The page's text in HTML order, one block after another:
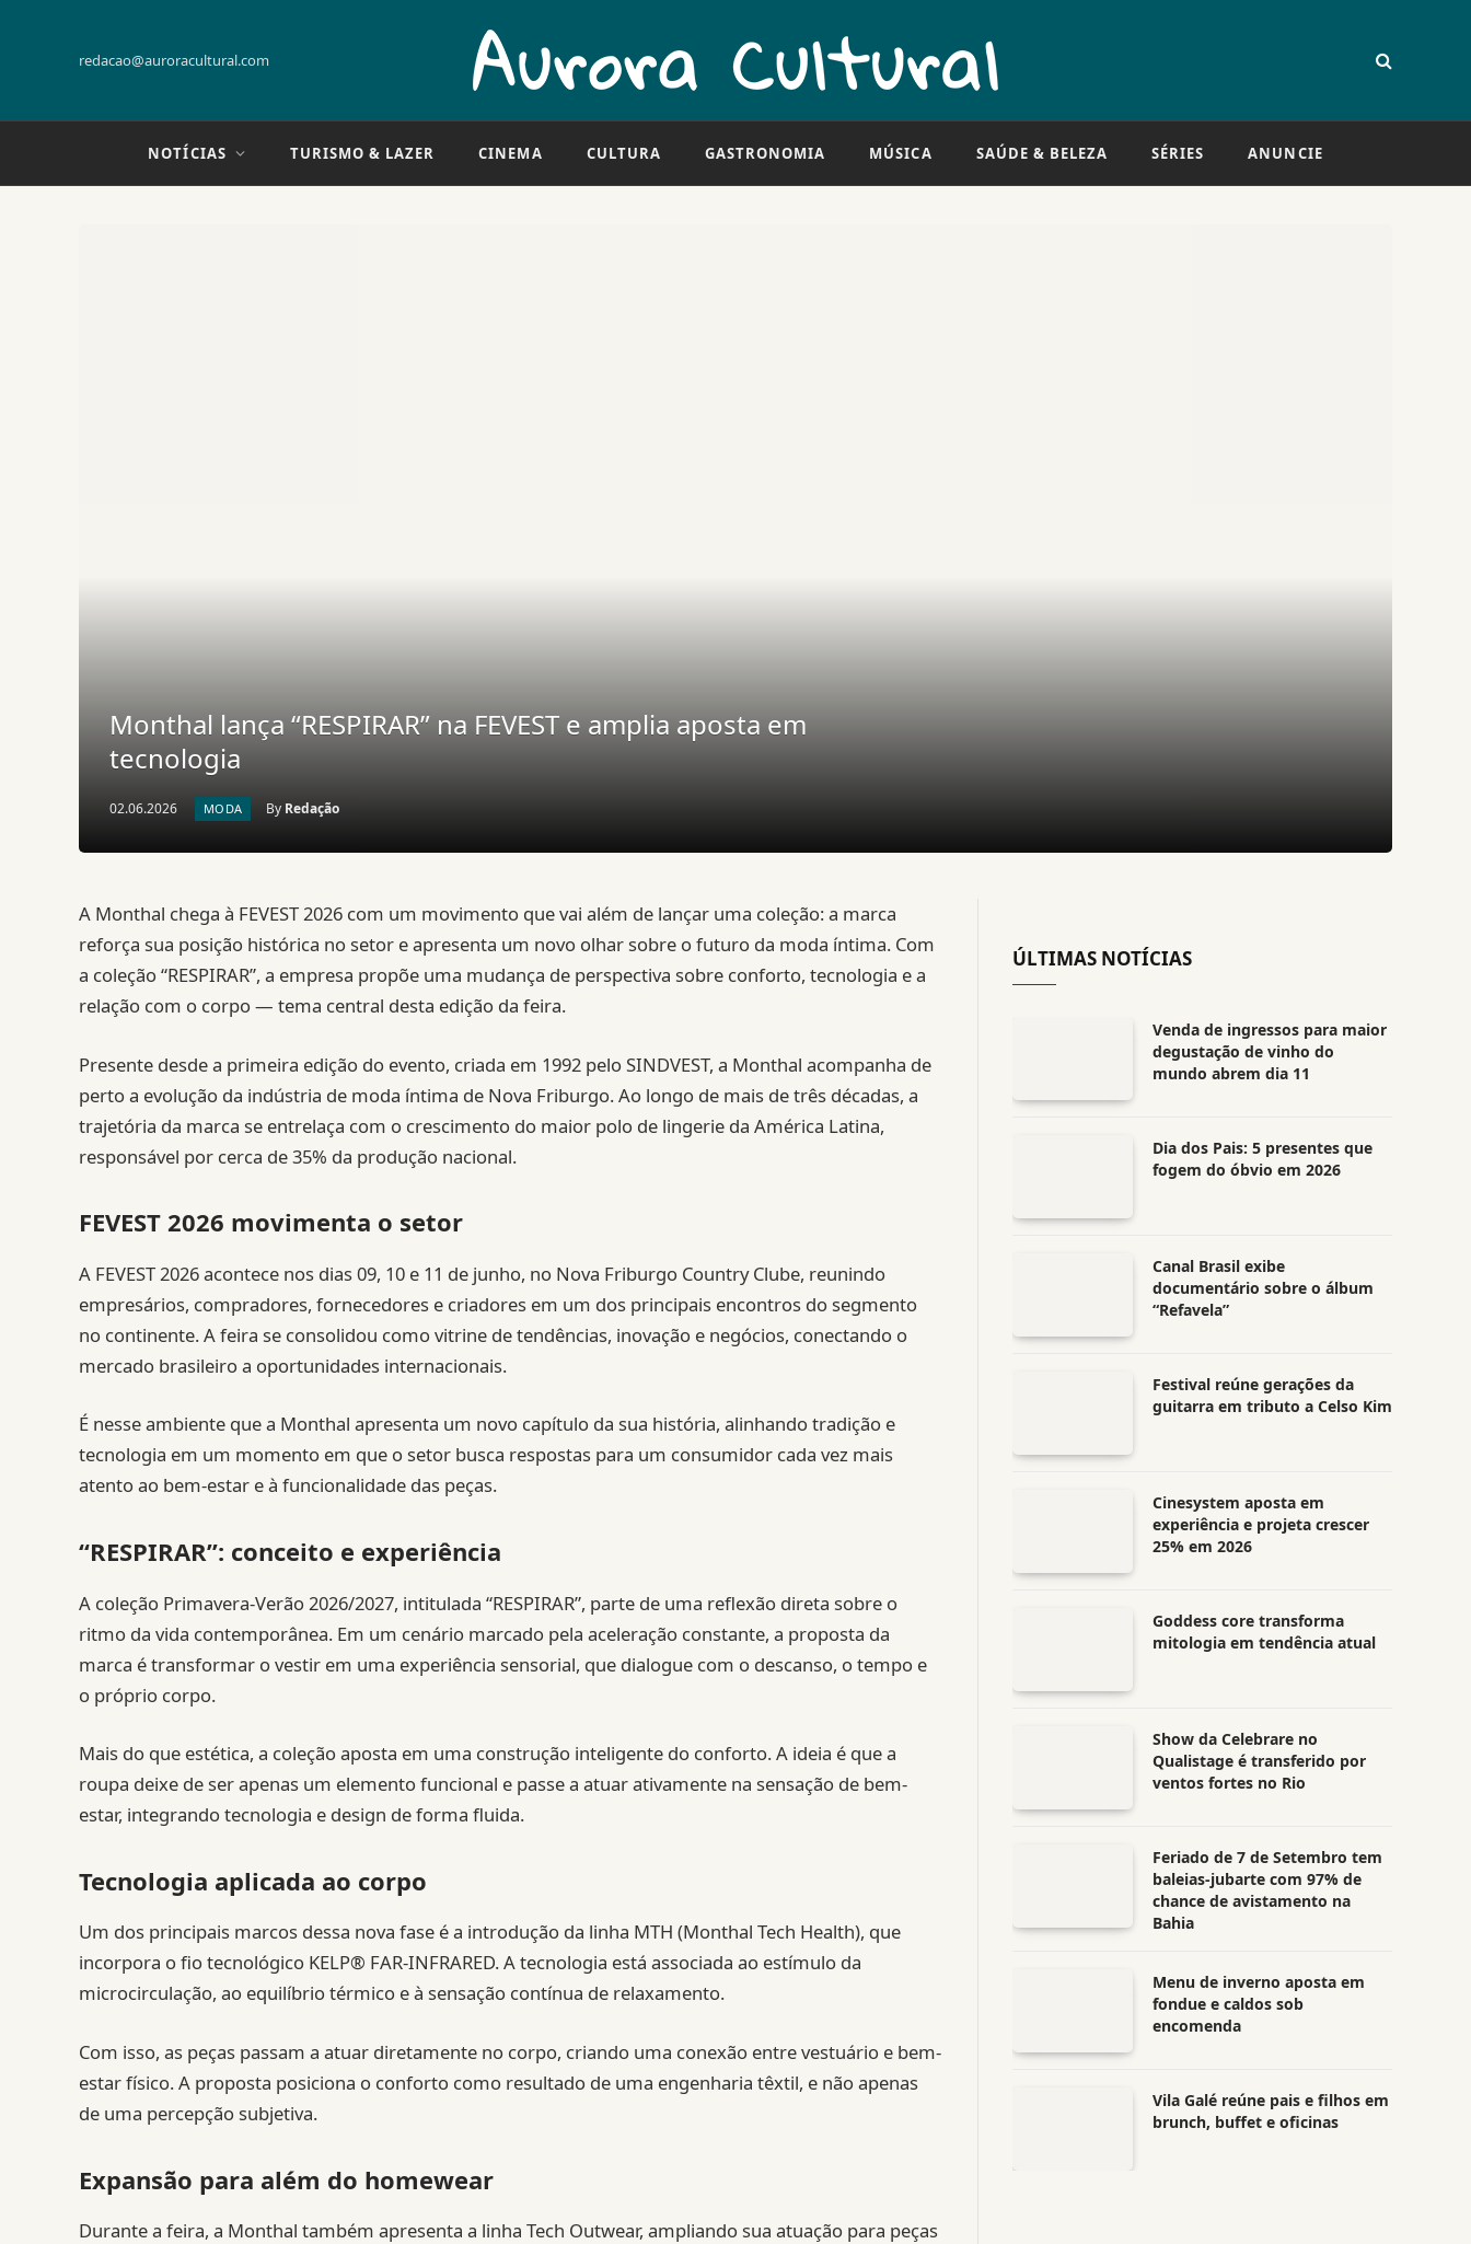
redacao@auroracultural.com
NOTÍCIAS TURISMO & LAZER CINEMA CULTURA GASTRONOMIA MÚSICA SAÚDE & BELEZA SÉRIES ANUNCIE
Monthal lança “RESPIRAR” na FEVEST e amplia aposta em
tecnologia
02.06.2026 MODA By Redação
A Monthal chega à FEVEST 2026 com um movimento que vai além de lançar uma coleção: a marca
reforça sua posição histórica no setor e apresenta um novo olhar sobre o futuro da moda íntima. Com
a coleção “RESPIRAR”, a empresa propõe uma mudança de perspectiva sobre conforto, tecnologia e a
relação com o corpo — tema central desta edição da feira.
Presente desde a primeira edição do evento, criada em 1992 pelo SINDVEST, a Monthal acompanha de
perto a evolução da indústria de moda íntima de Nova Friburgo. Ao longo de mais de três décadas, a
trajetória da marca se entrelaça com o crescimento do maior polo de lingerie da América Latina,
responsável por cerca de 35% da produção nacional.
FEVEST 2026 movimenta o setor
A FEVEST 2026 acontece nos dias 09, 10 e 11 de junho, no Nova Friburgo Country Clube, reunindo
empresários, compradores, fornecedores e criadores em um dos principais encontros do segmento
no continente. A feira se consolidou como vitrine de tendências, inovação e negócios, conectando o
mercado brasileiro a oportunidades internacionais.
É nesse ambiente que a Monthal apresenta um novo capítulo da sua história, alinhando tradição e
tecnologia em um momento em que o setor busca respostas para um consumidor cada vez mais
atento ao bem-estar e à funcionalidade das peças.
“RESPIRAR”: conceito e experiência
A coleção Primavera-Verão 2026/2027, intitulada “RESPIRAR”, parte de uma reflexão direta sobre o
ritmo da vida contemporânea. Em um cenário marcado pela aceleração constante, a proposta da
marca é transformar o vestir em uma experiência sensorial, que dialogue com o descanso, o tempo e
o próprio corpo.
Mais do que estética, a coleção aposta em uma construção inteligente do conforto. A ideia é que a
roupa deixe de ser apenas um elemento funcional e passe a atuar ativamente na sensação de bem-
estar, integrando tecnologia e design de forma fluida.
Tecnologia aplicada ao corpo
Um dos principais marcos dessa nova fase é a introdução da linha MTH (Monthal Tech Health), que
incorpora o fio tecnológico KELP® FAR-INFRARED. A tecnologia está associada ao estímulo da
microcirculação, ao equilíbrio térmico e à sensação contínua de relaxamento.
Com isso, as peças passam a atuar diretamente no corpo, criando uma conexão entre vestuário e bem-
estar físico. A proposta posiciona o conforto como resultado de uma engenharia têxtil, e não apenas
de uma percepção subjetiva.
Expansão para além do homewear
Durante a feira, a Monthal também apresenta a linha Tech Outwear, ampliando sua atuação para peças
ÚLTIMAS NOTÍCIAS
Venda de ingressos para maior
degustação de vinho do
mundo abrem dia 11
Dia dos Pais: 5 presentes que
fogem do óbvio em 2026
Canal Brasil exibe
documentário sobre o álbum
“Refavela”
Festival reúne gerações da
guitarra em tributo a Celso Kim
Cinesystem aposta em
experiência e projeta crescer
25% em 2026
Goddess core transforma
mitologia em tendência atual
Show da Celebrare no
Qualistage é transferido por
ventos fortes no Rio
Feriado de 7 de Setembro tem
baleias-jubarte com 97% de
chance de avistamento na
Bahia
Menu de inverno aposta em
fondue e caldos sob
encomenda
Vila Galé reúne pais e filhos em
brunch, buffet e oficinas